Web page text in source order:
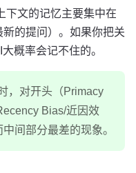
下文的记忆主要集中在
新的提问）。如果你把关
概率会记不住的。
，对开头（Primacy
Bias/近因效
间部分最差的现象。